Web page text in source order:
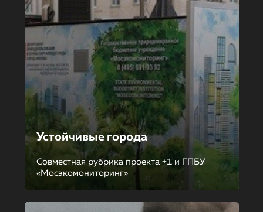
Устойчивые города
Совместная рубрика проекта +1 и ГПБУ
«Мосэкомониторинг»